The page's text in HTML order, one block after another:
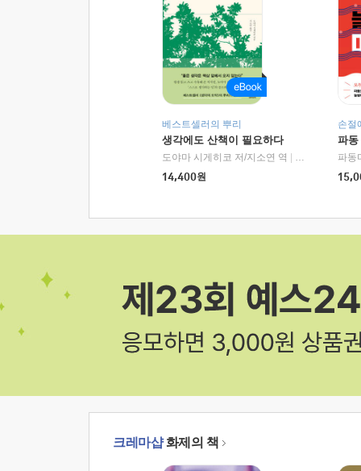
베스트셀러의 뿌리
생각에도 산책이 필요하다
도야마 시게히코 저/지소연 역
알에이치코리
14,400원
손절
파동
파동
크레마샵화제의 책